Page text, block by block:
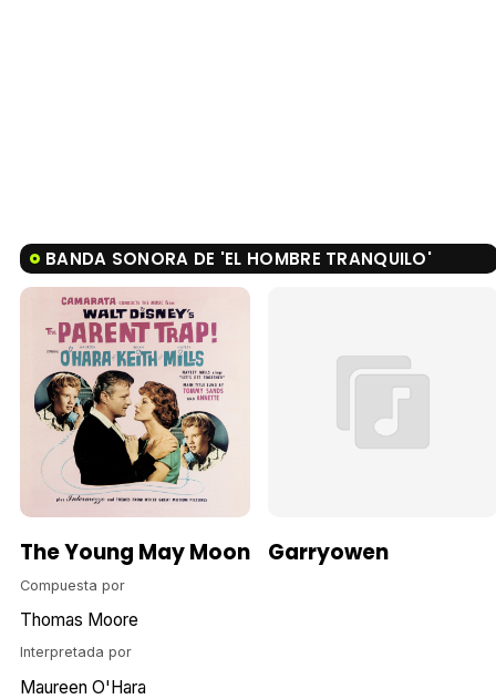
BANDA SONORA DE 'EL HOMBRE TRANQUILO'
The Young May Moon
Compuesta por
Thomas Moore
Interpretada por
Maureen O'Hara
Garryowen